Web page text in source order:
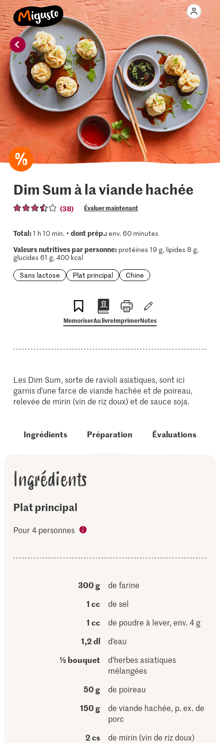
Dim Sum à la viande hachée
(38) Évaluer maintenant
Total:1 h 10 min. • dont prép.:env. 60 minutes
Valeurs nutritives par personne:protéines 19 g, lipides 8 g,
glucides 61 g, 400 kcal
Sans lactose
Plat principal Chine
MemoriserAu livreImprimerNotes
Les Dim Sum, sorte de ravioli asiatiques, sont ici
garnis d'une farce de viande hachée et de poireau,
relevée de mirin (vin de riz doux) et de sauce soja.
Ingrédients Préparation Évaluations
Ingrédients
Plat principal
Pour 4 personnes
300 g
de farine
1 cc
de sel
1 cc
de poudre à lever, env. 4 g
1,2 dl
d’eau
½ bouquet
d'herbes asiatiques
mélangées
50 g
de poireau
150 g
de viande hachée, p. ex. de
porc
2 cs
de mirin (vin de riz doux)